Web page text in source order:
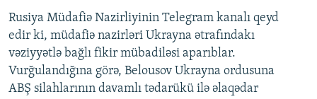
Rusiya Müdafiə Nazirliyinin Telegram kanalı qeyd
edir ki, müdafiə nazirləri Ukrayna ətrafındakı
vəziyyətlə bağlı fikir mübadiləsi aparıblar.
Vurğulandığına görə, Belousov Ukrayna ordusuna
ABŞ silahlarının davamlı tədarükü ilə əlaqədar